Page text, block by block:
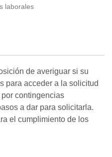
laborales
de averiguar si su
para acceder a la solicitud
contingencias
a dar para solicitarla.
el cumplimiento de los